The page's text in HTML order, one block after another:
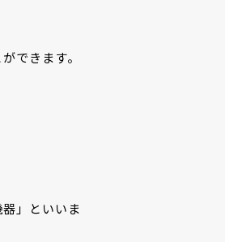
できます。
」といいま